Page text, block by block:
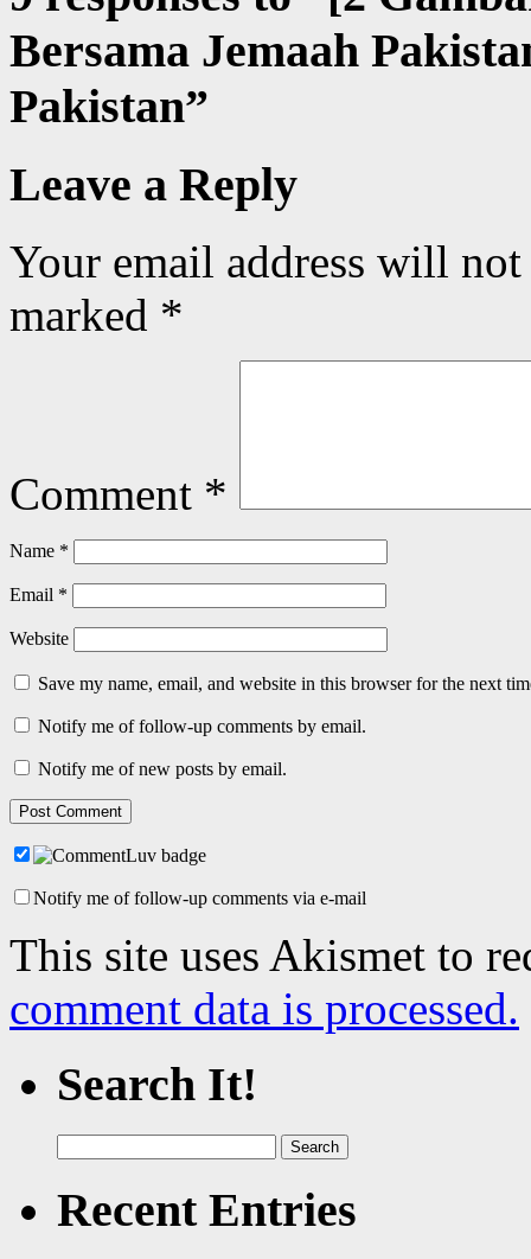
Bersama Jemaah
Pakistan”
Leave a Reply
Your email address will
marked *
Comment *
Name *
Email *
Website
Save my name, email, and website in this browser for the next
Notify me of follow-up comments by email.
Notify me of new posts by email.
Notify me of follow-up comments via e-mail
This site uses Akismet to
comment data is processed.
Search It!
for:
Recent Entries